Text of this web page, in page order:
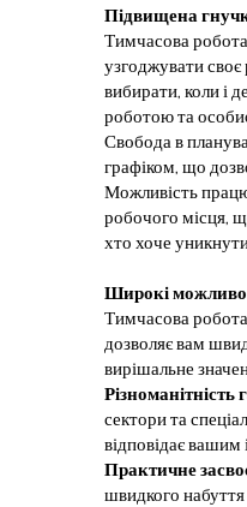
Підвищена
Тимчасова
узгоджувати
вибирати, коли і
роботою та
Свобода в
графіком, що
Можливість
робочого місця,
хто хоче
Широкі
Тимчасова
дозволяє вам
вирішальне
Різноманітність
сектори та
відповідає вашим
Практичне
швидкого